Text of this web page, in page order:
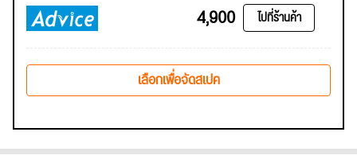
4,900 ไปที่ร้านค้า
เลือกเพื่อจัดสเปค